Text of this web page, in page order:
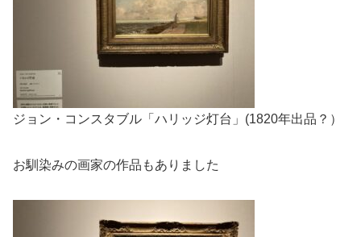
ジョン・コンスタブル「ハリッジ灯台」(1820年出品？）
お馴染みの画家の作品もありました